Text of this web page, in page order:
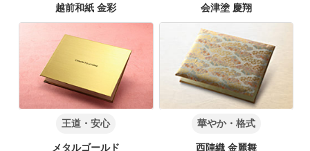
越前和紙 金彩 会津塗 慶翔
王道・安心
メタルゴールド
華やか・格式
西陣織 金麗舞